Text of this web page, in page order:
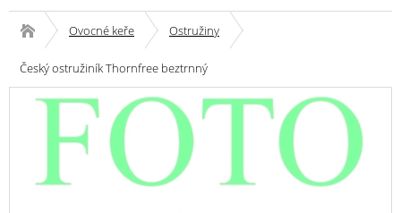
Ovocné keře Ostružiny
Český ostružiník Thornfree beztrnný